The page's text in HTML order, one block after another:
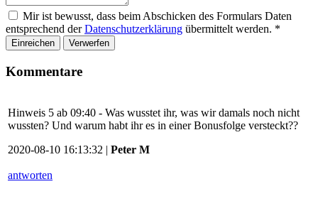
Mir ist bewusst, dass beim Abschicken des Formulars Daten
entsprechend derDatenschutzerklärung übermittelt werden. *
Einreichen Verwerfen
Kommentare
Hinweis 5 ab 09:40 - Was wusstet ihr, was wir damals noch nicht
wussten? Und warum habt ihr es in einer Bonusfolge versteckt??
2020-08-10 16:13:32 | Peter M
antworten